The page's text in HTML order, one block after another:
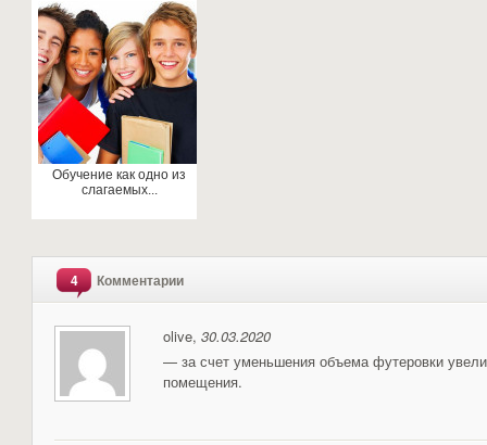
Обучение как одно из
слагаемых...
4 Комментарии
olive, 30.03.2020
— за счет уменьшения объема футеровки
помещения.